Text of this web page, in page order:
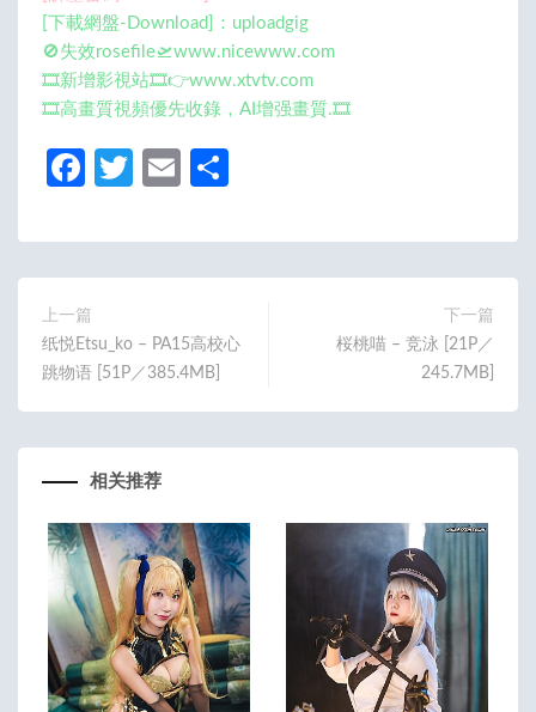
[下載網盤-Download]：uploadgig
🚫失效rosefile🛫www.nicewww.com
🎞️新增影視站🎞️👉www.xtvtv.com
🎞️高畫質視頻優先收錄，AI增强畫質.🎞️
Fa
b
o
o
k
T
itt
er
E
ail
上一篇
纸悦Etsu_ko – PA15高校心
跳物语 [51P／385.4MB]
下一篇
桜桃喵 – 竞泳 [21P／
245.7MB]
相关推荐